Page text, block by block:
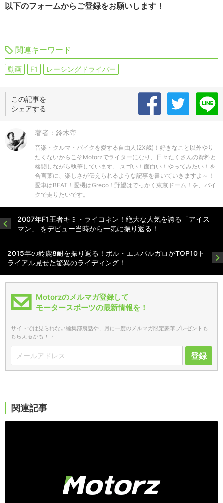
以下のフォームからご登録をお願いします！
関連キーワード
動画 F1 レーシングドライバー
この記事を
シェアする
著者：鈴木帝
音楽・クルマ・バイクを愛する自由人(2X歳)！好きなこと以外やり
たくないからこそMotorzでライターになり、日々たくさんの資料と
格闘しながら執筆しています。 スゴい！面白い！やってみたい！を
合言葉に、楽しさが伝えられるような記事を書いていきますよ～！
愛車はBEAT！愛機はGreco！野望はでっかく東京ドーム！を、バイ
クで走りたいです。
2007年F1王者キミ・ライコネン！絶大な人気を誇る「アイス
マン」 をデビュー当時から一気に振り返る！
2015年の鈴鹿8耐を振り返る！ポル・エスパルガロがTOP10ト
ライアル見せた驚異のライディング！
Motorzのメルマガ登録して
モータースポーツの最新情報を！
サイトでは見られない編集部裏話や、月に一度のメルマガ限定豪華プレゼントも
もらえるかも！？
登録
関連記事